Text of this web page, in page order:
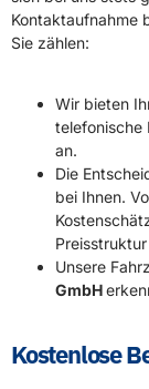
Kontaktaufnahme
Sie zählen:
Wir bieten
telefonische
an.
Die
bei Ihnen.
Unsere
GmbH
Kostenlose